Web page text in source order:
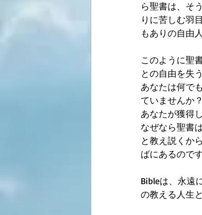
ら聖書は、そ
りに苦しむ羽
もありの自由
このように聖
との自由を失
あなたは何で
ていませんか？
あなたが獲得
なぜなら聖書
と教え説くか
ばにあるのです
Bibleは、永遠
の教える人生